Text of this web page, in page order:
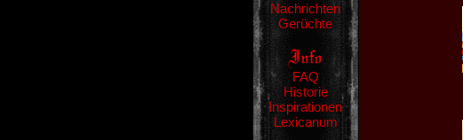
Nachrichten
Gerüchte
FAQ
Historie
Inspirationen
Lexicanum